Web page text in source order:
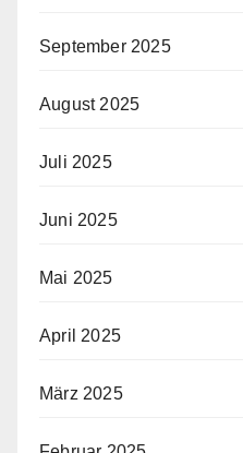
September 2025
August 2025
Juli 2025
Juni 2025
Mai 2025
April 2025
März 2025